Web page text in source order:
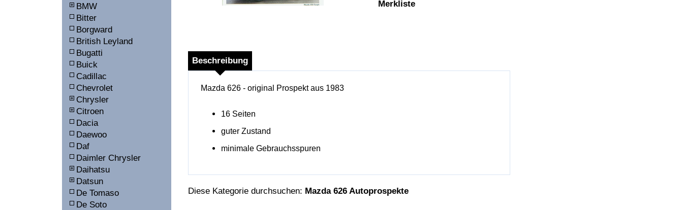
BMW
Bitter
Borgward
British Leyland
Bugatti
Buick
Cadillac
Chevrolet
Chrysler
Citroen
Dacia
Daewoo
Daf
Daimler Chrysler
Daihatsu
Datsun
De Tomaso
De Soto
Beschreibung
Mazda 626 - original Prospekt aus 1983
16 Seiten
guter Zustand
minimale Gebrauchsspuren
Diese Kategorie durchsuchen: Mazda 626 Autoprospekte